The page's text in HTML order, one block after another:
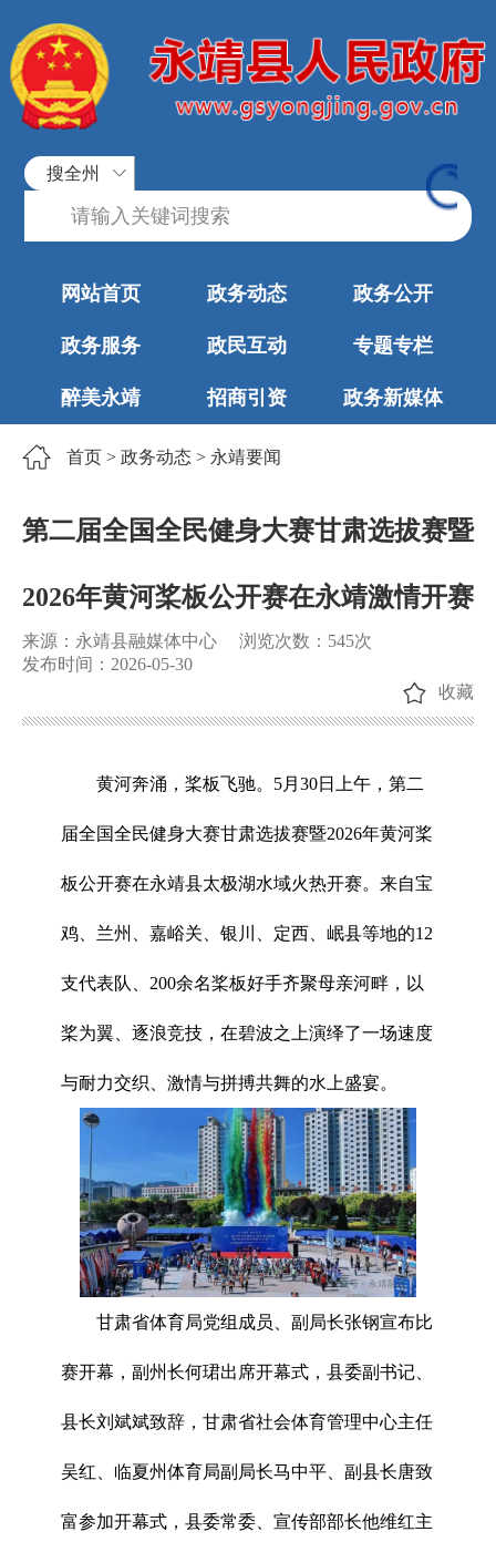
搜全州
网站首页 政务动态 政务公开
政务服务 政民互动 专题专栏
醉美永靖 招商引资 政务新媒体
首页 > 政务动态 > 永靖要闻
第二届全国全民健身大赛甘肃选拔赛暨
2026年黄河桨板公开赛在永靖激情开赛
来源：永靖县融媒体中心 浏览次数： 545次
发布时间：2026-05-30
收藏
黄河奔涌，桨板飞驰。5月30日上午，第二
届全国全民健身大赛甘肃选拔赛暨2026年黄河桨
板公开赛在永靖县太极湖水域火热开赛。来自宝
鸡、兰州、嘉峪关、银川、定西、岷县等地的12
支代表队、200余名桨板好手齐聚母亲河畔，以
桨为翼、逐浪竞技，在碧波之上演绎了一场速度
与耐力交织、激情与拼搏共舞的水上盛宴。
甘肃省体育局党组成员、副局长张钢宣布比
赛开幕，副州长何珺出席开幕式，县委副书记、
县长刘斌斌致辞，甘肃省社会体育管理中心主任
吴红、临夏州体育局副局长马中平、副县长唐致
富参加开幕式，县委常委、宣传部部长他维红主